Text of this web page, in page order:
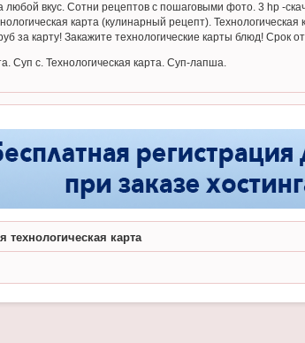
вкус. Сотни рецептов с пошаговыми фото. 3 hp -
карта (кулинарный рецепт).
за карту! Закажите технологические карты блюд! Срок
Суп с. Технологическая карта. Суп-лапша.
технологическая карта